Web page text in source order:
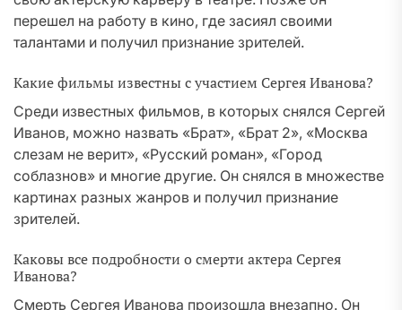
перешел на работу в кино, где засиял своими
талантами и получил признание зрителей.
Какие фильмы известны с участием Сергея Иванова?
Среди известных фильмов, в которых снялся Сергей
Иванов, можно назвать «Брат», «Брат 2», «Москва
слезам не верит», «Русский роман», «Город
соблазнов» и многие другие. Он снялся в множестве
картинах разных жанров и получил признание
зрителей.
Каковы все подробности о смерти актера Сергея
Иванова?
Смерть Сергея Иванова произошла внезапно. Он